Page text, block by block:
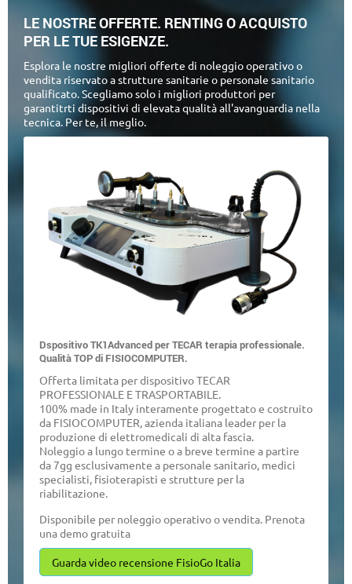
LE NOSTRE OFFERTE. RENTING O ACQUISTO
PER LE TUE ESIGENZE.
Esplora le nostre migliori offerte di noleggio operativo o
vendita riservato a strutture sanitarie o personale sanitario
qualificato. Scegliamo solo i migliori produttori per
garantitrti dispositivi di elevata qualità all'avanguardia nella
tecnica. Per te, il meglio.
Dspositivo TK1Advanced per TECAR terapia professionale.
Qualità TOP di FISIOCOMPUTER.
Offerta limitata per dispositivo TECAR
PROFESSIONALE E TRASPORTABILE.
100% made in Italy interamente progettato e costruito
da FISIOCOMPUTER, azienda italiana leader per la
produzione di elettromedicali di alta fascia.
Noleggio a lungo termine o a breve termine a partire
da 7gg esclusivamente a personale sanitario, medici
specialisti, fisioterapisti e strutture per la
riabilitazione.
Disponibile per noleggio operativo o vendita. Prenota
una demo gratuita
Guarda video recensione FisioGo Italia